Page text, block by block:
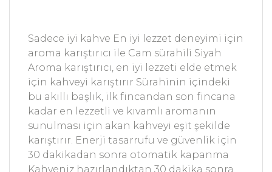
Sadece iyi kahve En iyi lezzet deneyimi için
aroma karıştırıcı ile Cam sürahili Siyah
Aroma karıştırıcı, en iyi lezzeti elde etmek
için kahveyi karıştırır Sürahinin içindeki
bu akıllı başlık, ilk fincandan son fincana
kadar en lezzetli ve kıvamlı aromanın
sunulması için akan kahveyi eşit şekilde
karıştırır. Enerji tasarrufu ve güvenlik için
30 dakikadan sonra otomatik kapanma
Kahveniz hazırlandıktan 30 dakika sonra